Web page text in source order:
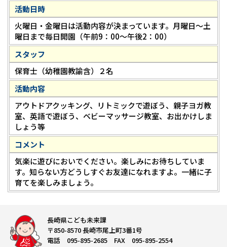
活動日時
火曜日・金曜日は活動内容が決まっています。月曜日～土
曜日まで毎日開園（午前9：00～午後2：00）
スタッフ
保育士（幼稚園教諭含）２名
活動内容
アウトドアクッキング、リトミックで遊ぼう、親子ヨガ教
室、英語で遊ぼう、ベビーマッサージ教室、お出かけしま
しょう等
コメント
気楽に遊びにおいでください。楽しみにお待ちしていま
す。知らない方どうしすぐお友達になれますよ。一緒に子
育てを楽しみましょう。
長崎県こども未来課
〒850-8570 長崎市尾上町3番1号
電話 095-895-2685 FAX 095-895-2554